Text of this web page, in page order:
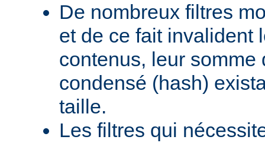
De nombreux filtres
et de ce fait invalident
contenus, leur somme
condensé (hash)
taille.
Les filtres qui